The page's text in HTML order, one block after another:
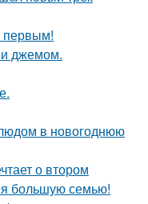
первым!
и джемом.
в новогоднюю
о втором
большую семью!